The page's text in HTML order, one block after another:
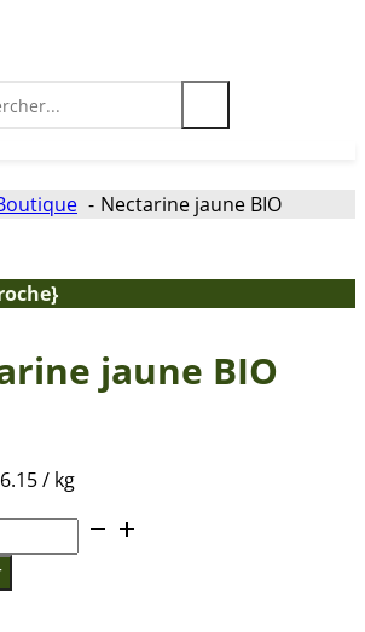
Nectarine jaune BIO
jaune BIO
6.15 / kg